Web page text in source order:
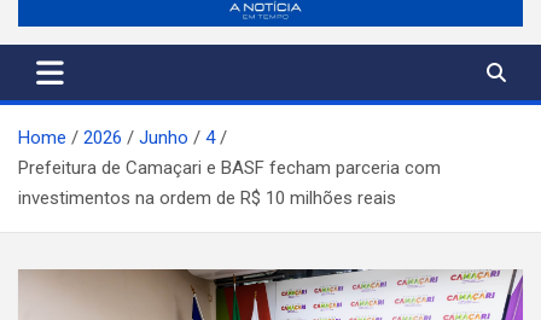
Home 2026 Junho
4
Prefeitura de Camaçari e BASF fecham parceria com
investimentos na ordem de R$ 10 milhões reais